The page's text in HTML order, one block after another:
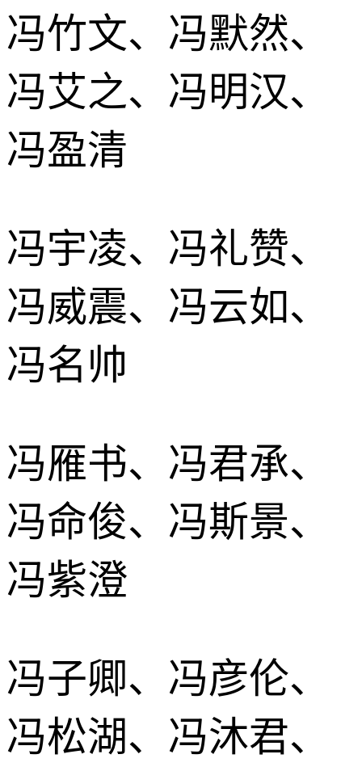
冯竹文、冯默然、
冯艾之、冯明汉、
冯盈清
冯宇凌、冯礼赞、
冯威震、冯云如、
冯名帅
冯雁书、冯君承、
冯命俊、冯斯景、
冯紫澄
冯子卿、冯彦伦、
冯松湖、冯沐君、